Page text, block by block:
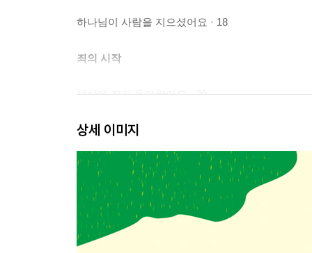
하나님이 사람을 지으셨어요 · 18
죄의 시작
세상에 죄가 들어왔어요 · 20
노아가 큰 배를 만들었어요 · 30
사람들이 바벨탑을 쌓았어요 · 40
구원의 시작
아브라함과 이삭
상세 이미지